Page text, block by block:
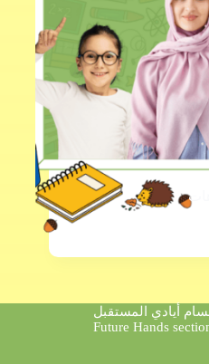
أيادي المستقبل
Future Hands